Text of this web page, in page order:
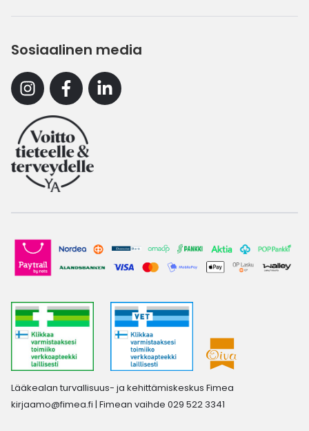
Sosiaalinen media
InstagramFacebookLinkedin
Lääkealan turvallisuus- ja kehittämiskeskus Fimea
kirjaamo@fimea.fi | Fimean vaihde 029 522 3341